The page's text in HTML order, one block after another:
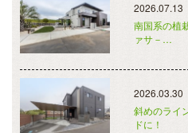
2026.07.13
南国系の植
ァサ－…
2026.03.30
斜めのライ
ドに！